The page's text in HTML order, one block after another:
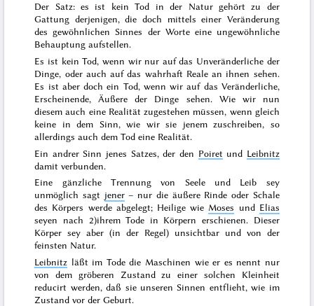
Der Satz: es ist kein Tod in der Natur gehört zu der
Gattung derjenigen, die doch mittels einer Veränderung
des gewöhnlichen Sinnes der Worte eine ungewöhnliche
Behauptung aufstellen.
Es ist kein Tod, wenn wir nur auf das Unveränderliche der
Dinge, oder auch auf das wahrhaft Reale an ihnen sehen.
Es ist aber dochein Tod, wenn wir auf das Veränderliche,
Erscheinende, Äußere der Dinge sehen. Wie wir nun
diesem auch eine Realität zugestehen müssen, wenn gleich
keine in dem Sinn, wie wir sie jenem zuschreiben, so
allerdings auch dem Tod eine Realität.
Ein andrer Sinn jenes Satzes, der den Poiret und Leibnitz
damit verbunden.
Eine gänzlicheTrennung von Seele und Leib sey
unmöglich sagt jener– nur die äußere Rinde oder Schale
des Körpers werde abgelegt; Heilige wie Moses und Elias
seyen nach 2)ihrem Tode in Körpern erschienen. Dieser
Körper sey aber (in der Regel) unsichtbar und von der
feinsten Natur.
Leibnitz läßt im Tode die Maschinen wie er es nennt nur
von dem gröberen Zustand zu einer solchen Kleinheit
reducirt werden, daß sie unseren Sinnen entflieht, wie im
Zustand vor der Geburt.